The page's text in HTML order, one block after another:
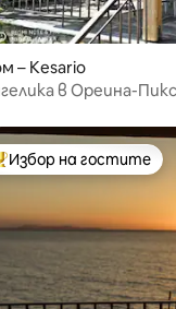
4,95 от 5, 44 отзива
– Kesario
в Ореина-
популярен избор на
Избор на гостите